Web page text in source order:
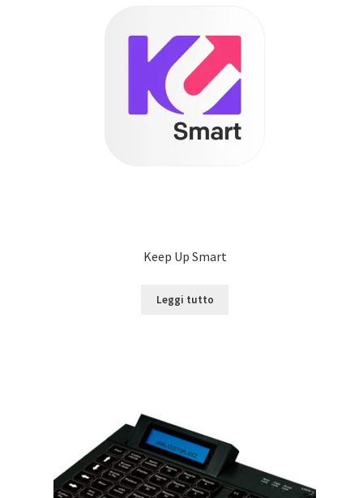
Keep Up Smart
Leggi tutto